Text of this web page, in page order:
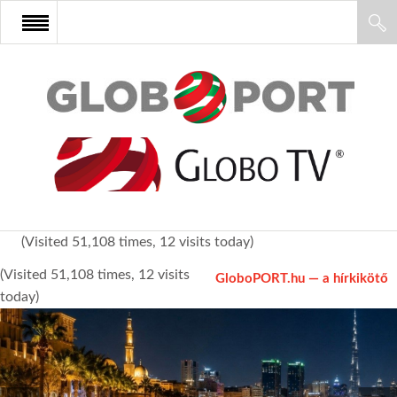
FŐOLDAL
AFRIKA
ÉSZAK-AMERIKA
LATIN-AMERIKA
(Visited 51,108 times, 12 visits today)
GloboPORT.hu — a hírkikötő
(Visited 51,108 times, 12 visits
today)